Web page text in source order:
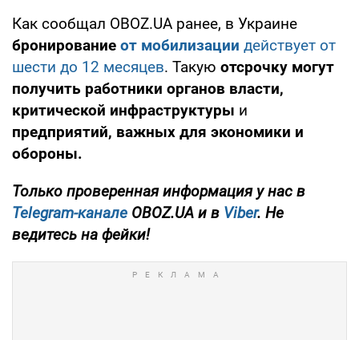
Как сообщал OBOZ.UA ранее, в Украине
бронирование от мобилизации действует от
шести до 12 месяцев. Такую отсрочку могут
получить работники органов власти,
критической инфраструктуры и
предприятий, важных для экономики и
обороны.
Только проверенная информация у нас в
Telegram-канале OBOZ.UA и в Viber. Не
ведитесь на фейки!